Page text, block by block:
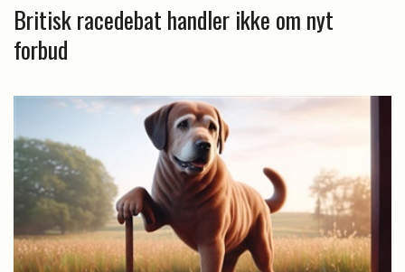
Britisk racedebat handler ikke om nyt
forbud